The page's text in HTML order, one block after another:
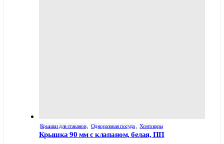
Крышки для стаканов Одноразовая посуда Хозтовары
Крышка 90 мм с клапаном, белая, ПП